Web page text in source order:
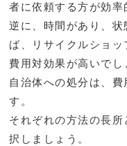
者に依頼する方が効率
逆に、時間があり、
ば、リサイクルショ
費用対効果が高いでし
自治体への処分は、
す。
それぞれの方法の長
択しましょう。